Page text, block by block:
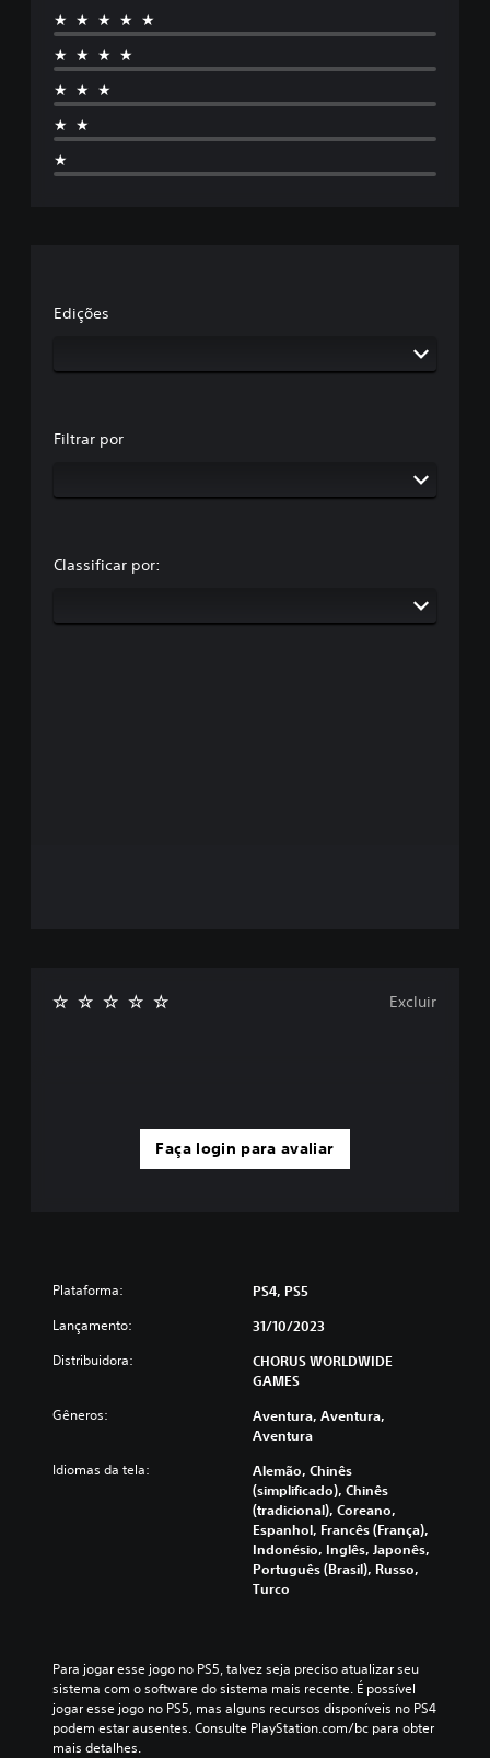
★★★★★
★★★★
★★★
★★
★
Edições
Filtrar por
Classificar por:
Faça login para avaliar
Excluir
Plataforma: PS4, PS5
Lançamento: 31/10/2023
Distribuidora:
CHORUS WORLDWIDE
GAMES
Gêneros:
Aventura, Aventura,
Aventura
Idiomas da tela:
Alemão, Chinês
(simplificado), Chinês
(tradicional), Coreano,
Espanhol, Francês (França),
Indonésio, Inglês, Japonês,
Português (Brasil), Russo,
Turco
Para jogar esse jogo no PS5, talvez seja preciso atualizar seu
sistema com o software do sistema mais recente. É possível
jogar esse jogo no PS5, mas alguns recursos disponíveis no PS4
podem estar ausentes. Consulte PlayStation.com/bc para obter
mais detalhes.